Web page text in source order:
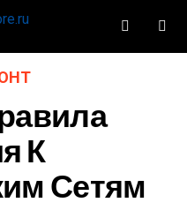
К
Сетям